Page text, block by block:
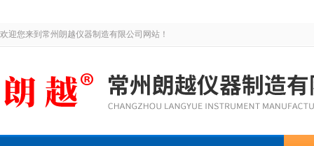
欢迎您来到常州朗越仪器制造有限公司网站！